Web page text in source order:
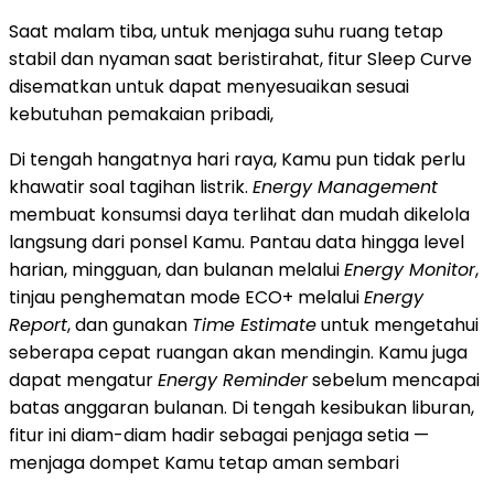
Saat malam tiba, untuk menjaga suhu ruang tetap
stabil dan nyaman saat beristirahat, fitur Sleep Curve
disematkan untuk dapat menyesuaikan sesuai
kebutuhan pemakaian pribadi,
Di tengah hangatnya hari raya, Kamu pun tidak perlu
khawatir soal tagihan listrik. Energy Management
membuat konsumsi daya terlihat dan mudah dikelola
langsung dari ponsel Kamu. Pantau data hingga level
harian, mingguan, dan bulanan melaluiEnergy Monitor,
tinjau penghematan mode ECO+ melaluiEnergy
Report, dan gunakan Time Estimateuntuk mengetahui
seberapa cepat ruangan akan mendingin. Kamu juga
dapat mengaturEnergy Remindersebelum mencapai
batas anggaran bulanan. Di tengah kesibukan liburan,
fitur ini diam-diam hadir sebagai penjaga setia —
menjaga dompet Kamu tetap aman sembari